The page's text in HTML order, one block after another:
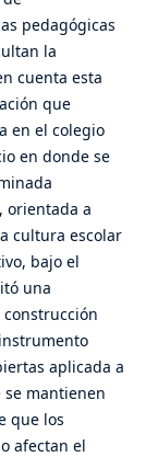
pedagógicas
la
cuenta esta
que
en el colegio
en donde se
orientada a
cultura escolar
bajo el
una
aplicada a
se mantienen
que los
afectan el